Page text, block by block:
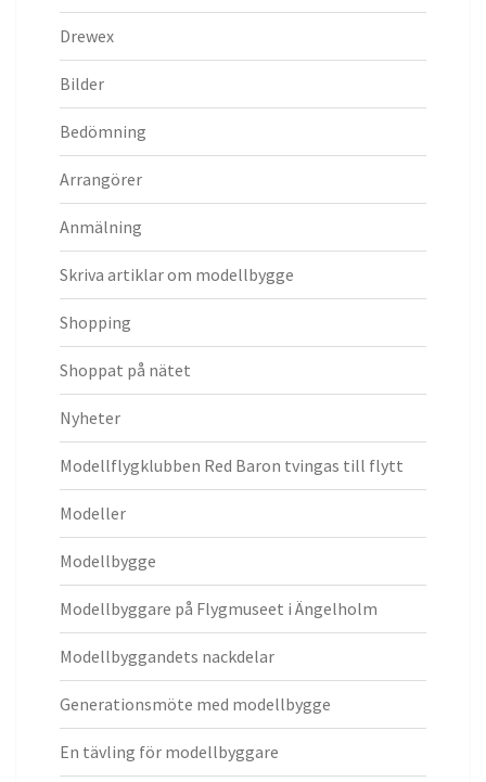
Drewex
Bilder
Bedömning
Arrangörer
Anmälning
Skriva artiklar om modellbygge
Shopping
Shoppat på nätet
Nyheter
Modellflygklubben Red Baron tvingas till flytt
Modeller
Modellbygge
Modellbyggare på Flygmuseet i Ängelholm
Modellbyggandets nackdelar
Generationsmöte med modellbygge
En tävling för modellbyggare